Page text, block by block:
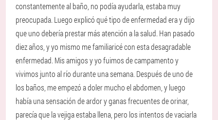
constantemente al baño, no podía ayudarla, estaba muy
preocupada. Luego explicó qué tipo de enfermedad era y dijo
que uno debería prestar más atención a la salud. Han pasado
diez años, y yo mismo me familiaricé con esta desagradable
enfermedad. Mis amigos y yo fuimos de campamento y
vivimos junto al río durante una semana. Después de uno de
los baños, me empezó a doler mucho el abdomen, y luego
había una sensación de ardor y ganas frecuentes de orinar,
parecía que la vejiga estaba llena, pero los intentos de vaciarla